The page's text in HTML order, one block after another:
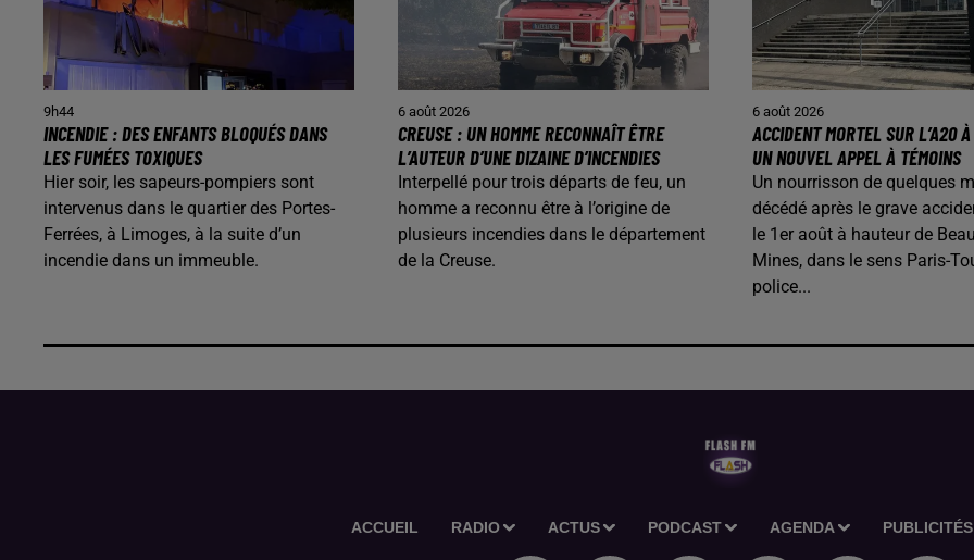
9h44
INCENDIE : DES ENFANTS BLOQUÉS DANS
LES FUMÉES TOXIQUES
Hier soir, les sapeurs-pompiers sont
intervenus dans le quartier des Portes-
Ferrées, à Limoges, à la suite d’un
incendie dans un immeuble.
6 août 2026
CREUSE : UN HOMME RECONNAÎT ÊTRE
L’AUTEUR D’UNE DIZAINE D’INCENDIES
Interpellé pour trois départs de feu, un
homme a reconnu être à l’origine de
plusieurs incendies dans le département
de la Creuse.
6 août 2026
ACCIDENT MORTEL SUR L’A20
UN NOUVEL APPEL À TÉMOINS
Un nourrisson de quelques
décédé après le grave
le 1er août à hauteur de
Mines, dans le sens Paris-
police...
ACCUEIL RADIO ACTUS PODCAST AGENDA PUBLICITÉS